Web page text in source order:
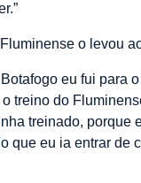
o levou
eu fui para
treino do
treinado, porque
que eu ia entrar de